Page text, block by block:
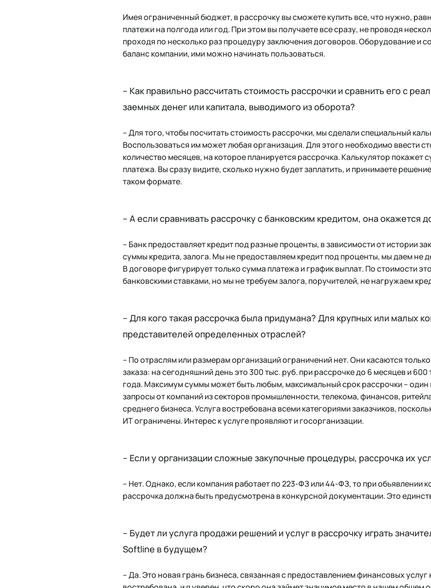
Имея ограниченный бюджет, в рассрочку вы сможете купить все, что нужно,
платежи на полгода или год. При этом вы получаете все сразу, не проводя
проходя по несколько раз процедуру заключения договоров. Оборудование и
баланс компании, ими можно начинать пользоваться.
– Как правильно рассчитать стоимость рассрочки и сравнить его с
заемных денег или капитала, выводимого из оборота?
– Для того, чтобы посчитать стоимость рассрочки, мы сделали специальный
Воспользоваться им может любая организация. Для этого необходимо ввести
количество месяцев, на которое планируется рассрочка. Калькулятор покажет
платежа. Вы сразу видите, сколько нужно будет заплатить, и принимаете
таком формате.
– А если сравнивать рассрочку с банковским кредитом, она окажется
– Банк предоставляет кредит под разные проценты, в зависимости от истории
суммы кредита, залога. Мы не предоставляем кредит под проценты, мы даем не
В договоре фигурирует только сумма платежа и график выплат. По стоимости
банковскими ставками, но мы не требуем залога, поручителей, не нагружаем
– Для кого такая рассрочка была придумана? Для крупных или малых
представителей определенных отраслей?
– По отраслям или размерам организаций ограничений нет. Они касаются
заказа: на сегодняшний день это 300 тыс. руб. при рассрочке до 6 месяцев и 600
года. Максимум суммы может быть любым, максимальный срок рассрочки – один
запросы от компаний из секторов промышленности, телекома, финансов,
среднего бизнеса. Услуга востребована всеми категориями заказчиков,
ИТ ограничены. Интерес к услуге проявляют и госорганизации.
– Если у организации сложные закупочные процедуры, рассрочка их
– Нет. Однако, если компания работает по 223-ФЗ или 44-ФЗ, то при объявлении
рассрочка должна быть предусмотрена в конкурсной документации. Это
– Будет ли услуга продажи решений и услуг в рассрочку играть
Softline в будущем?
– Да. Это новая грань бизнеса, связанная с предоставлением финансовых